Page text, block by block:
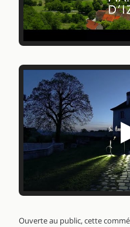
Ouverte au public, cette